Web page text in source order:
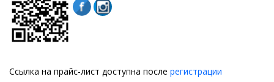
Ссылка на прайс-лист доступна после регистрации